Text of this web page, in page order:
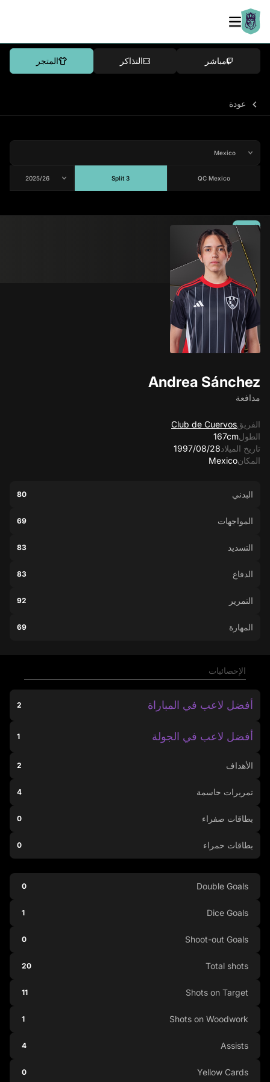
مباشر التذاكر المتجر
عودة
QC Mexico
Split 3
Andrea Sánchez
مدافعة
الفريقClub de Cuervos
الطول167cm
تاريخ الميلاد28‏/08‏/1997
المكانMexico
المتوسط
78
البدني 80
المواجهات 69
التسديد 83
الدفاع 83
التمرير 92
المهارة 69
الإحصائيات
أفضل لاعب في المباراة 2
أفضل لاعب في الجولة 1
الأهداف 2
تمريرات حاسمة 4
بطاقات صفراء 0
بطاقات حمراء 0
Double Goals
0
Dice Goals
1
Shoot-out Goals
0
Total shots
20
Shots on Target
11
Shots on Woodwork
1
Assists
4
Yellow Cards
0